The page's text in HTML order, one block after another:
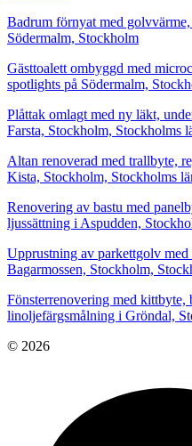
Badrum förnyat med
Södermalm, Stockholm
Gästtoalett ombyggd med
spotlights på Södermalm,
Plåttak omlagt med ny läkt,
Farsta, Stockholm, Stockholms
Altan renoverad med trallbyte,
Kista, Stockholm, Stockholms
Renovering av bastu med
ljussättning i Aspudden,
Upprustning av parkettgolv
Bagarmossen, Stockholm,
Fönsterrenovering med kittbyte,
linoljefärgsmålning i Gröndal,
© 2026